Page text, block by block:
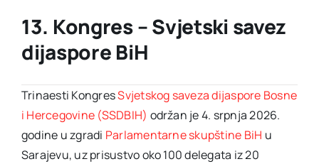
13. Kongres – Svjetski savez
dijaspore BiH
Trinaesti KongresSvjetskog saveza dijaspore Bosne
i Hercegovine (SSDBIH) održan je 4. srpnja 2026.
godine u zgradi Parlamentarne skupštine BiH u
Sarajevu, uz prisustvo oko 100 delegata iz 20